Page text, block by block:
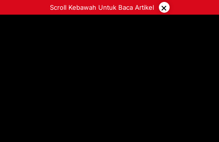
ke
Scroll Kebawah Untuk Baca Artikel ×